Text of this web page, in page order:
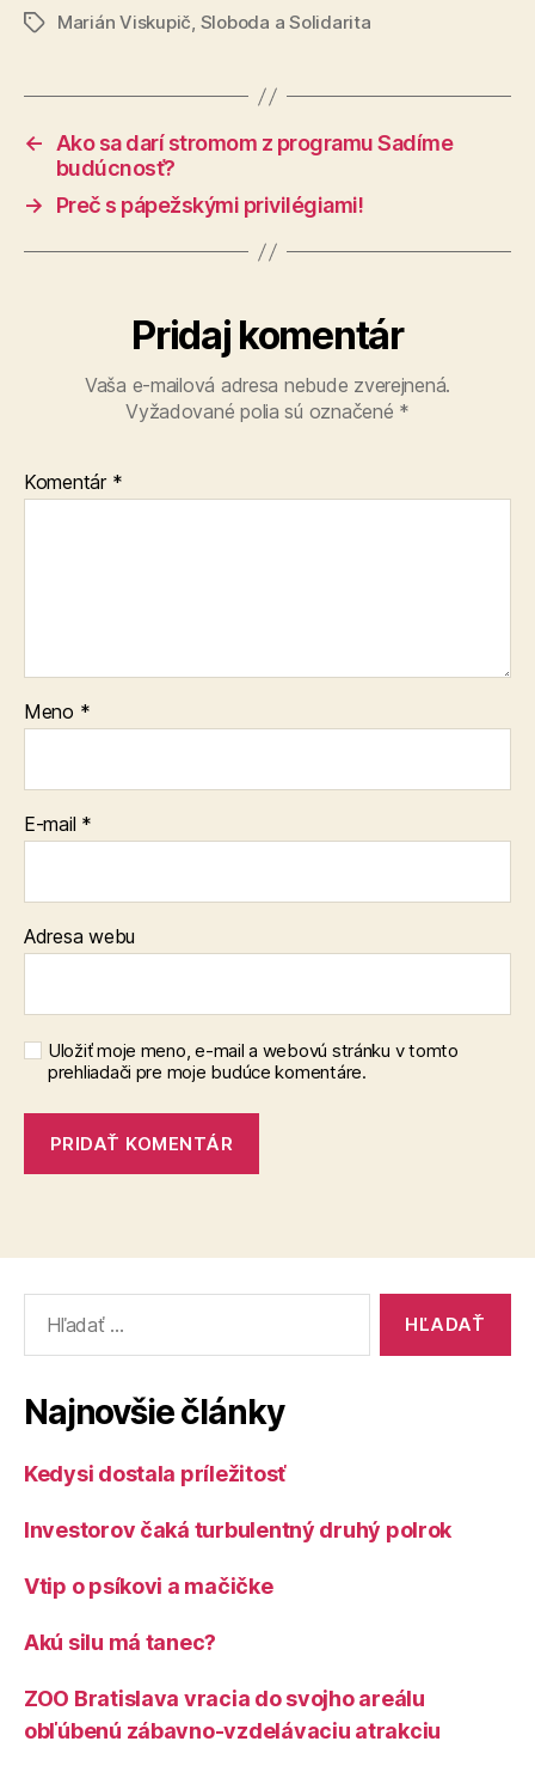
ZnačkyMarián Viskupič, Sloboda a Solidarita
←
Ako sa darí stromom z programu Sadíme
budúcnosť?
→
Preč s pápežskými privilégiami!
Pridaj komentár
Vaša e-mailová adresa nebude zverejnená.
Vyžadované polia sú označené *
Komentár *
Meno *
E-mail *
Adresa webu
Uložiť moje meno, e-mail a webovú stránku v tomto
prehliadači pre moje budúce komentáre.
Najnovšie články
Kedysi dostala príležitosť
Investorov čaká turbulentný druhý polrok
Vtip o psíkovi a mačičke
Akú silu má tanec?
ZOO Bratislava vracia do svojho areálu
obľúbenú zábavno-vzdelávaciu atrakciu